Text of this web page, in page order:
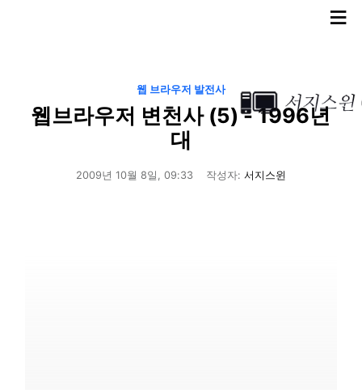
≡
웹 브라우저 발전사
웹브라우저 변천사 (5) - 1996년
대
2009년 10월 8일, 09:33 작성자: 서지스윈